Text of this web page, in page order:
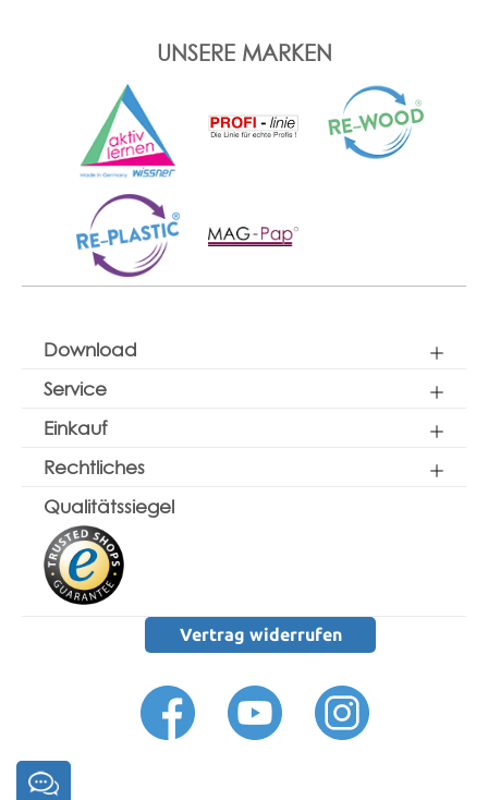
UNSERE MARKEN
Download
Service
Einkauf
Rechtliches
Qualitätssiegel
Vertrag widerrufen